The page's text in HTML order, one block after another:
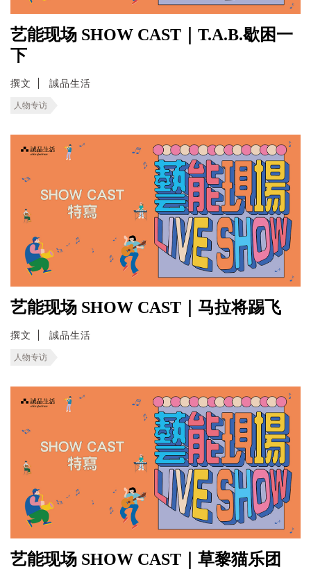
艺能现场 SHOW CAST｜T.A.B.歇困一
下
撰文 誠品生活
人物专访
艺能现场 SHOW CAST｜马拉将踢飞
撰文 誠品生活
人物专访
艺能现场 SHOW CAST｜草黎猫乐团